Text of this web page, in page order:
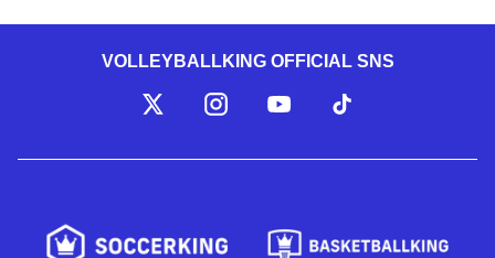
VOLLEYBALLKING OFFICIAL SNS